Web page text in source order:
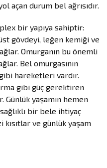
açan durum bel ağrısıdır.
bir yapıya sahiptir:
gövdeyi, leğen kemiği ve
Omurganın bu önemli
Bel omurgasının
hareketleri vardır.
gibi güç gerektiren
Günlük yaşamın hemen
bir bele ihtiyaç
kısıtlar ve günlük yaşam